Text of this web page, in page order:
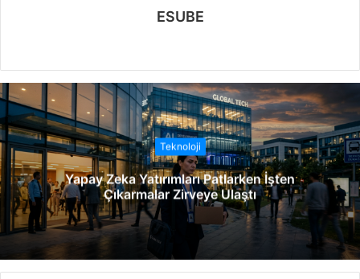
ESUBE
b
s
i
t
e
s
i
Teknoloji
Yapay Zeka Yatırımları Patlarken İşten
Çıkarmalar Zirveye Ulaştı